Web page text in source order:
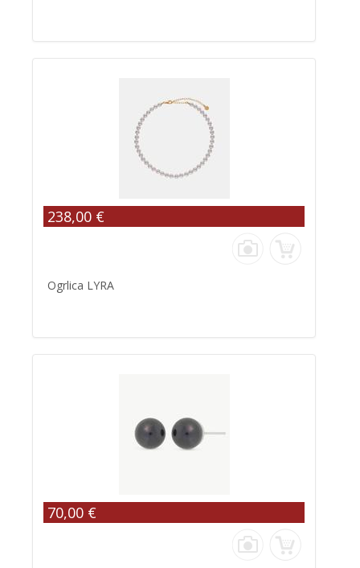
238,00 €
Ogrlica LYRA
70,00 €